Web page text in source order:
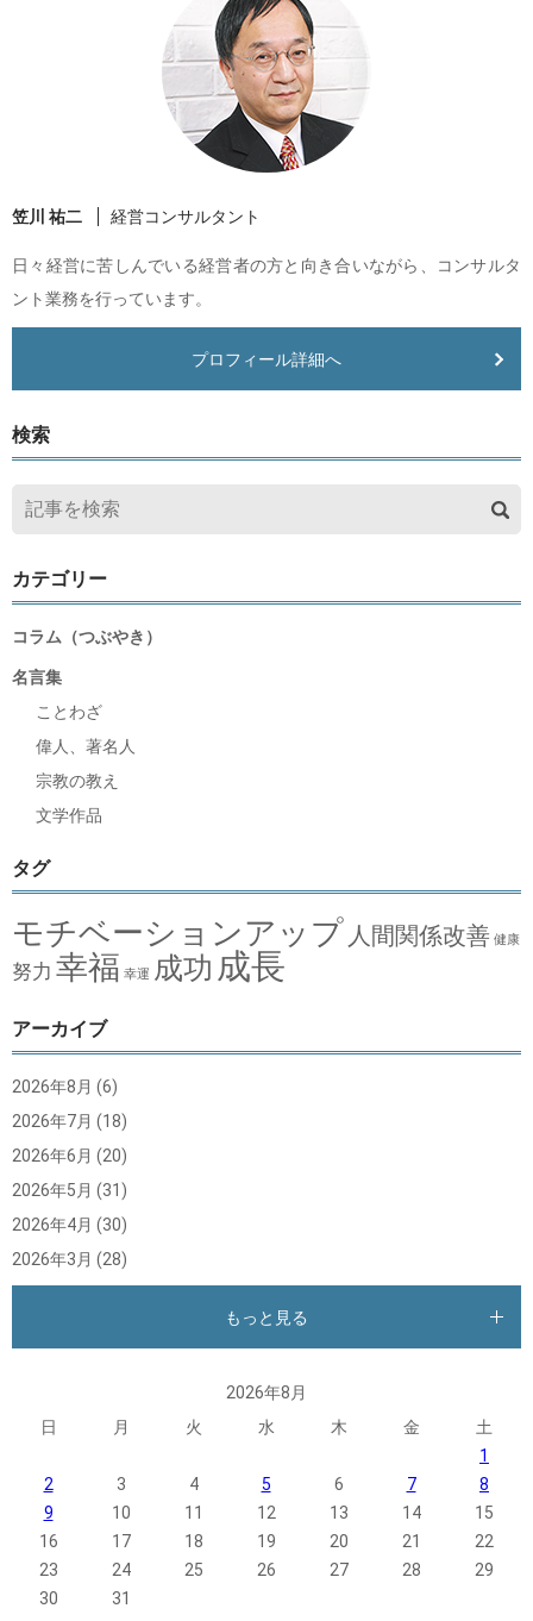
笠川 祐二 経営コンサルタント
日々経営に苦しんでいる経営者の方と向き合いながら、コンサルタ
ント業務を行っています。
プロフィール詳細へ
検索
カテゴリー
コラム（つぶやき）
名言集
ことわざ
偉人、著名人
宗教の教え
文学作品
タグ
モチベーションアップ 人間関係改善 健康
努力 幸福 幸運 成功 成長
アーカイブ
2026年8月 (6)
2026年7月 (18)
2026年6月 (20)
2026年5月 (31)
2026年4月 (30)
2026年3月 (28)
もっと見る
2026年8月
日
月 火 水 木 金
土
1
2
3 4 5 6 7
8
9
10 11 12 13 14
15
16
17 18 19 20 21
22
23
24 25 26 27 28
29
30
31